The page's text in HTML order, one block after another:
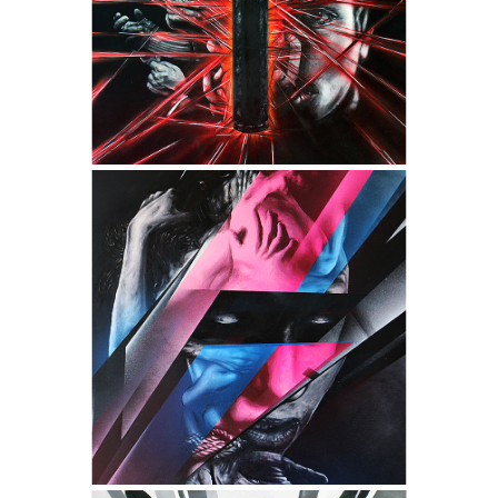
HYPOCRISIS
- Collection "Fragments" -
- Dimensions : 130 x 130 cm -
- Techniques : Encres, Acrylique,
Aérosols et Produits chimiques -
- Châssis conçu sur mesure en
MERANTI authentique -
FEMINITY
- Collection "Fragments" -
- Dimensions : 150 x 93 cm -
- Techniques : Encres, Acrylique,
Aérosols et Produits chimiques -
- Châssis conçu sur mesure en
MERANTI authentique -